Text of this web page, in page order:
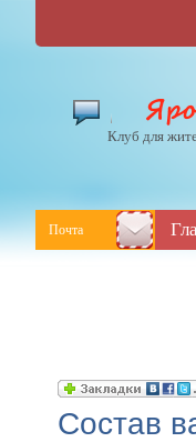
Клуб для
Почта
Состав